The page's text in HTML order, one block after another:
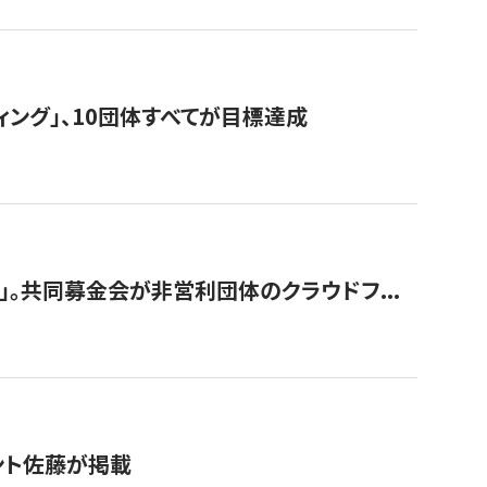
グ」、10団体すべてが目標達成
。共同募金会が非営利団体のクラウドフ...
佐藤が掲載